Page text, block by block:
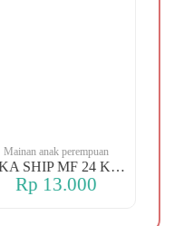
Mainan anak perempuan
MKA SHIP MF 24 KERANJANG
Rp 13.000